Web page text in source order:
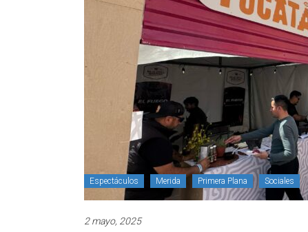
Espectáculos Merida Primera Plana Sociales
2 mayo, 2025